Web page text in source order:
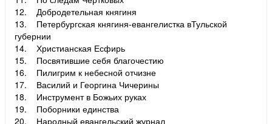
12. Добродетельная княгиня
13. Петербургская княгиня-евангелистка вТульской
губернии
14. Христианская Есфирь
15. Посвятившие себя благочестию
16. Пилигрим к небесной отчизне
17. Василий и Георгина Чичерины
18. Инструмент в Божьих руках
19. Поборники единства
20. Народный евангельский журнал